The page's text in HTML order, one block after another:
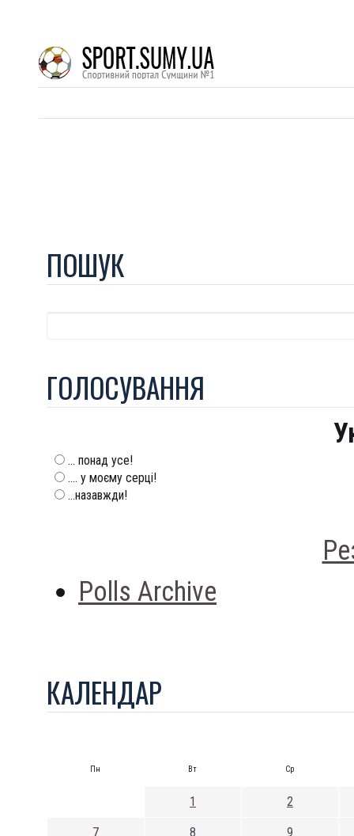
ПОШУК
ГОЛОСУВАННЯ
... понад усе!
.... у моєму серці!
...назавжди!
Polls Archive
КАЛЕНДАР
Пн Вт Ср
1 2
7 8 9